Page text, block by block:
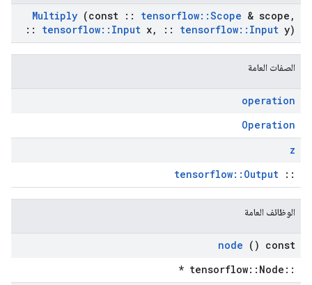
Multiply (const :: tensorflow::Scope & scope ,
::
tensorflow:: Input x, :: tensorflow:: Input y)
الصفات العامة
operation
Operation
z
::
tensorflow::Output
الوظائف العامة
node () const
::tensorflow::Node *